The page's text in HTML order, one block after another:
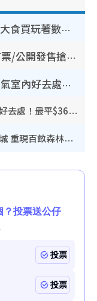
【8月生日優惠2026】全港85大食買玩著數攻略 自助餐/火鍋放題同行免費＋誠品/DONKI送現金券
人夫集團｜Klook套票/優先訂票/公開發售搶飛攻略！附票價.購票連結.場地座位表
香港室內好去處｜逾35大歎冷氣室內好去處推介 室內活動免費避雨無懼落雨
唱K推介2026︱全港13大卡啦OK好去處！最平$36起 日文K都有！(附地址+收費詳情)
小熊維尼100週年快閃店登陸又一城 重現百畝森林經典場景／獨家限定盲盒登場／專屬DIY香水